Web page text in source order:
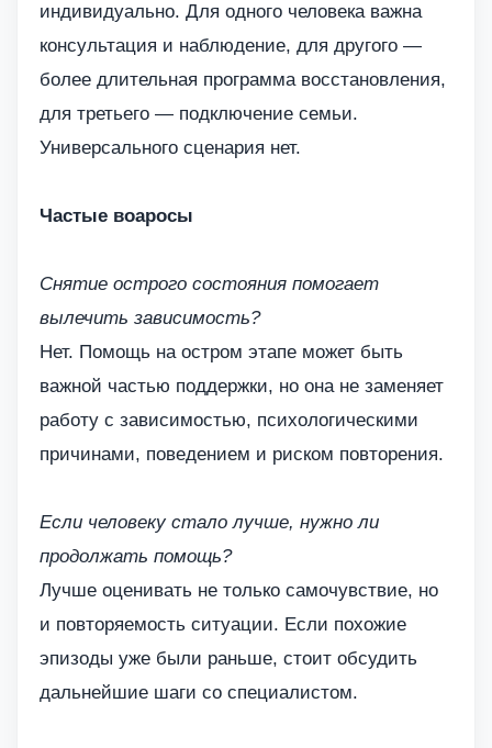
индивидуально. Для одного человека важна
консультация и наблюдение, для другого —
более длительная программа восстановления,
для третьего — подключение семьи.
Универсального сценария нет.
Частые воаросы
Снятие острого состояния помогает
вылечить зависимость?
Нет. Помощь на остром этапе может быть
важной частью поддержки, но она не заменяет
работу с зависимостью, психологическими
причинами, поведением и риском повторения.
Если человеку стало лучше, нужно ли
продолжать помощь?
Лучше оценивать не только самочувствие, но
и повторяемость ситуации. Если похожие
эпизоды уже были раньше, стоит обсудить
дальнейшие шаги со специалистом.